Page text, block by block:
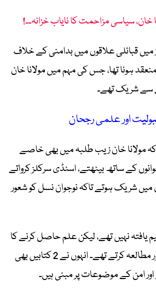
خان، سیاسی مزاحمت کا نایاب خزانہ۔۔!
میں قبائلی علاقوں میں بدامنی کے خلاف
ہونا تھا، جس کی مہم میں مولانا خان
سے شریک تھے۔
اور علمی رجحان
کہ مولانا خان زیب طلبہ میں بھی خاصے
کے ساتھ بیٹھتے، اسٹڈی سرکلز کرواتے
میں شریک ہوتے تاکہ نوجوان نسل کو شعور
یافتہ نہیں تھے، لیکن علم حاصل کرنے کا
شوق رکھتے تھے اور مطالعہ کرتے تھے۔ انہوں نے 2 کتابیں بھی
اور امن کے موضوعات پر مبنی ہیں۔